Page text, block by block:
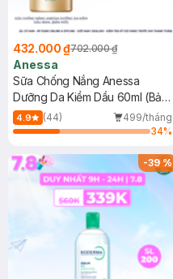
432.000 ₫702.000 ₫
Anessa
Sữa Chống Nắng Anessa
Dưỡng Da Kiềm Dầu 60ml (Bản
Mới)
4.9 (44)
499/tháng
34%
-39%